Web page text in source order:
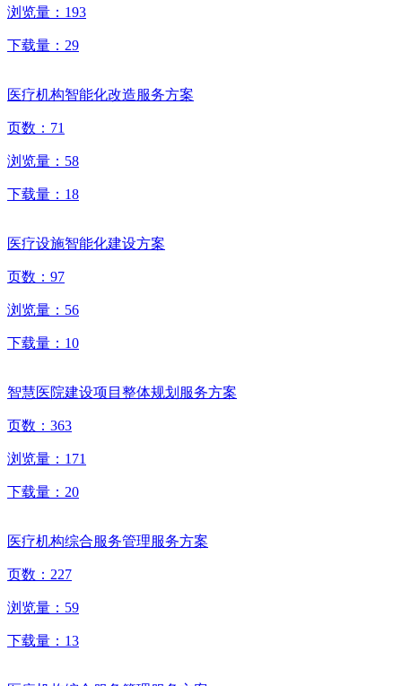
浏览量： 193
下载量： 29
医疗机构智能化改造服务方案
页数： 71
浏览量： 58
下载量： 18
医疗设施智能化建设方案
页数： 97
浏览量： 56
下载量： 10
智慧医院建设项目整体规划服务方案
页数： 363
浏览量： 171
下载量： 20
医疗机构综合服务管理服务方案
页数： 227
浏览量： 59
下载量： 13